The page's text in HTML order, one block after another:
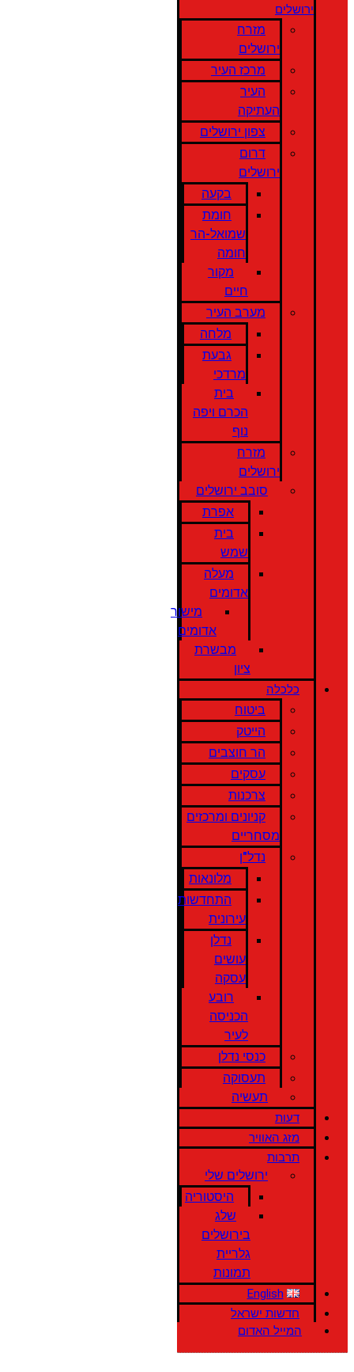
ירושלים
מזרח
ירושלים
מרכז העיר
העיר
העתיקה
צפון ירושלים
דרום
ירושלים
בקעה
חומת
שמואל-הר
חומה
מקור
חיים
מערב העיר
מלחה
גבעת
מרדכי
בית
הכרם ויפה
נוף
מזרח
ירושלים
סובב ירושלים
אפרת
בית
שמש
מעלה
אדומים
מישור
אדומים
מבשרת
ציון
כלכלה
ביטוח
הייטק
הר חוצבים
עסקים
צרכנות
קניונים ומרכזים
מסחריים
נדל"ן
מלונאות
התחדשות
עירונית
נדלן
עושים
עסקה
רובע
הכניסה
לעיר
כנסי נדלן
תעסוקה
תעשיה
דעות
מזג האוויר
תרבות
ירושלים שלי
היסטוריה
שלג
בירושלים
גלריית
תמונות
English
חדשות ישראל
המייל האדום